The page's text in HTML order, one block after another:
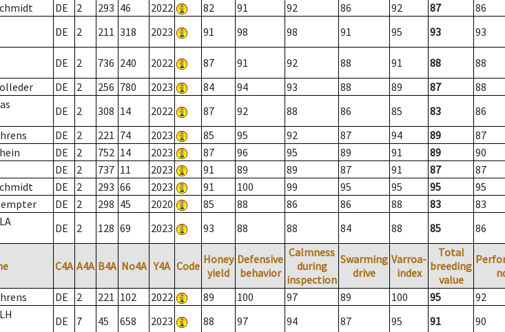
DE 2 293 46 2022 82 91 92 86 92 87
86
DE 2 211 318 2023 91 98 98 91 95 93 93
DE 2 736 240 2022 87 91 92 88 91 88
88
DE 2 256 780 2023 84 94 93 88 89 87
88
DE 2 308 14 2022 87 92 88 86 85 83
86
DE 2 221 74 2023 85 95 92 87 94 89
87
DE 2 752 14 2023 87 96 95 89 91 89
90
DE 2 737 11 2023 91 89 89 87 91 87
87
DE 2 293 66 2023 91 100 99 95 95 95
95
DE 2 298 45 2020 85 88 86 86 88 83
83
DE 2 128 69 2023 93 88 88 84 88 85 86
C4A A4A B4A No4A Y4A Code Honey
yield
Defensive
behavior
Calmness
during
inspection
Swarming
drive
Varroa-
index
Total
breeding
value
DE 2 221 102 2022 89 100 97 89 100 95
92
DE 7 45 658 2023 88 97 94 87 95 91 90